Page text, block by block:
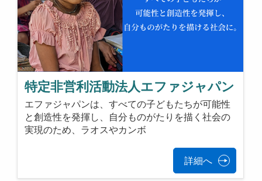
特定非営利活動法人エファジャパン
エファジャパンは、すべての子どもたちが可能性
と創造性を発揮し、自分ものがたりを描く社会の
実現のため、ラオスやカンボ
詳細へ